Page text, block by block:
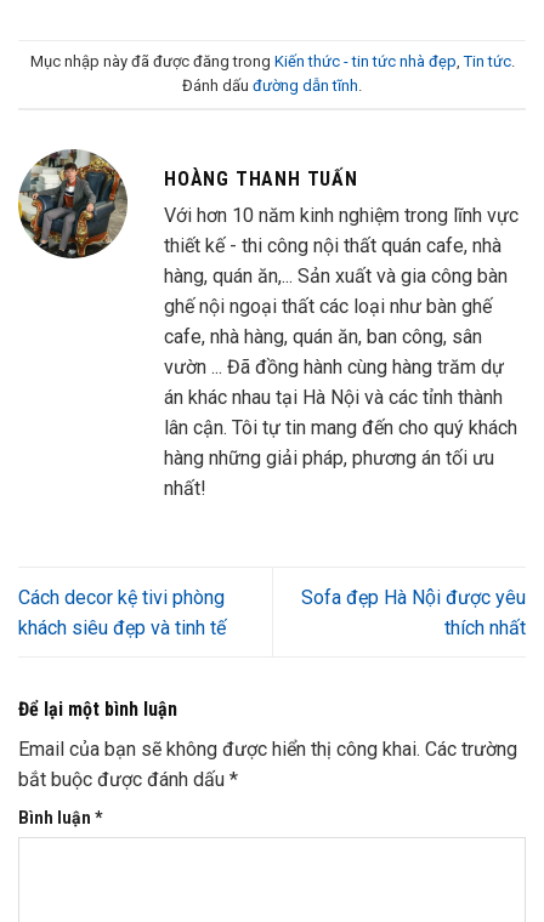
Mục nhập này đã được đăng trong Kiến thức - tin tức nhà đẹp ,Tin tức.
Đánh dấu đường dẫn tĩnh
HOÀNG THANH TUẤN
Với hơn 10 năm kinh nghiệm trong lĩnh vực
thiết kế - thi công nội thất quán cafe, nhà
hàng, quán ăn,... Sản xuất và gia công bàn
ghế nội ngoại thất các loại như bàn ghế
cafe, nhà hàng, quán ăn, ban công, sân
vườn ... Đã đồng hành cùng hàng trăm dự
án khác nhau tại Hà Nội và các tỉnh thành
lân cận. Tôi tự tin mang đến cho quý khách
hàng những giải pháp, phương án tối ưu
nhất!
Cách decor kệ tivi phòng
khách siêu đẹp và tinh tế
Sofa đẹp Hà Nội được yêu
thích nhất
Để lại một bình luận
Email của bạn sẽ không được hiển thị công khai. Các trường
bắt buộc được đánh dấu *
Bình luận *